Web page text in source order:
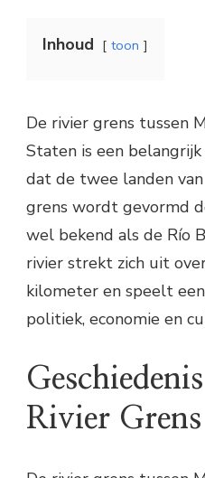
Inhoud toon
De rivier grens tussen
Staten is een
dat de twee landen
grens wordt gevormd
wel bekend als de Río
rivier strekt zich uit
kilometer en speelt
politiek, economie en
Rivier Grens